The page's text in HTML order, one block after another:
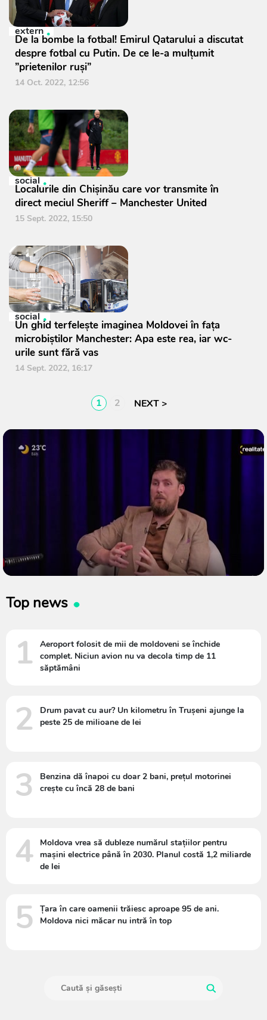
extern
De la bombe la fotbal! Emirul Qatarului a discutat
despre fotbal cu Putin. De ce le-a mulțumit
”prietenilor ruși”
14 Oct. 2022, 12:56
social
Localurile din Chișinău care vor transmite în
direct meciul Sheriff – Manchester United
15 Sept. 2022, 15:50
social
Un ghid terfelește imaginea Moldovei în fața
microbiștilor Manchester: Apa este rea, iar wc-
urile sunt fără vas
14 Sept. 2022, 16:17
1 2
Top news
1
Aeroport folosit de mii de moldoveni se închide
complet. Niciun avion nu va decola timp de 11
săptămâni
2
Drum pavat cu aur? Un kilometru în Trușeni ajunge la
peste 25 de milioane de lei
3
Benzina dă înapoi cu doar 2 bani, prețul motorinei
crește cu încă 28 de bani
4
Moldova vrea să dubleze numărul stațiilor pentru
mașini electrice până în 2030. Planul costă 1,2 miliarde
de lei
5
Țara în care oamenii trăiesc aproape 95 de ani.
Moldova nici măcar nu intră în top